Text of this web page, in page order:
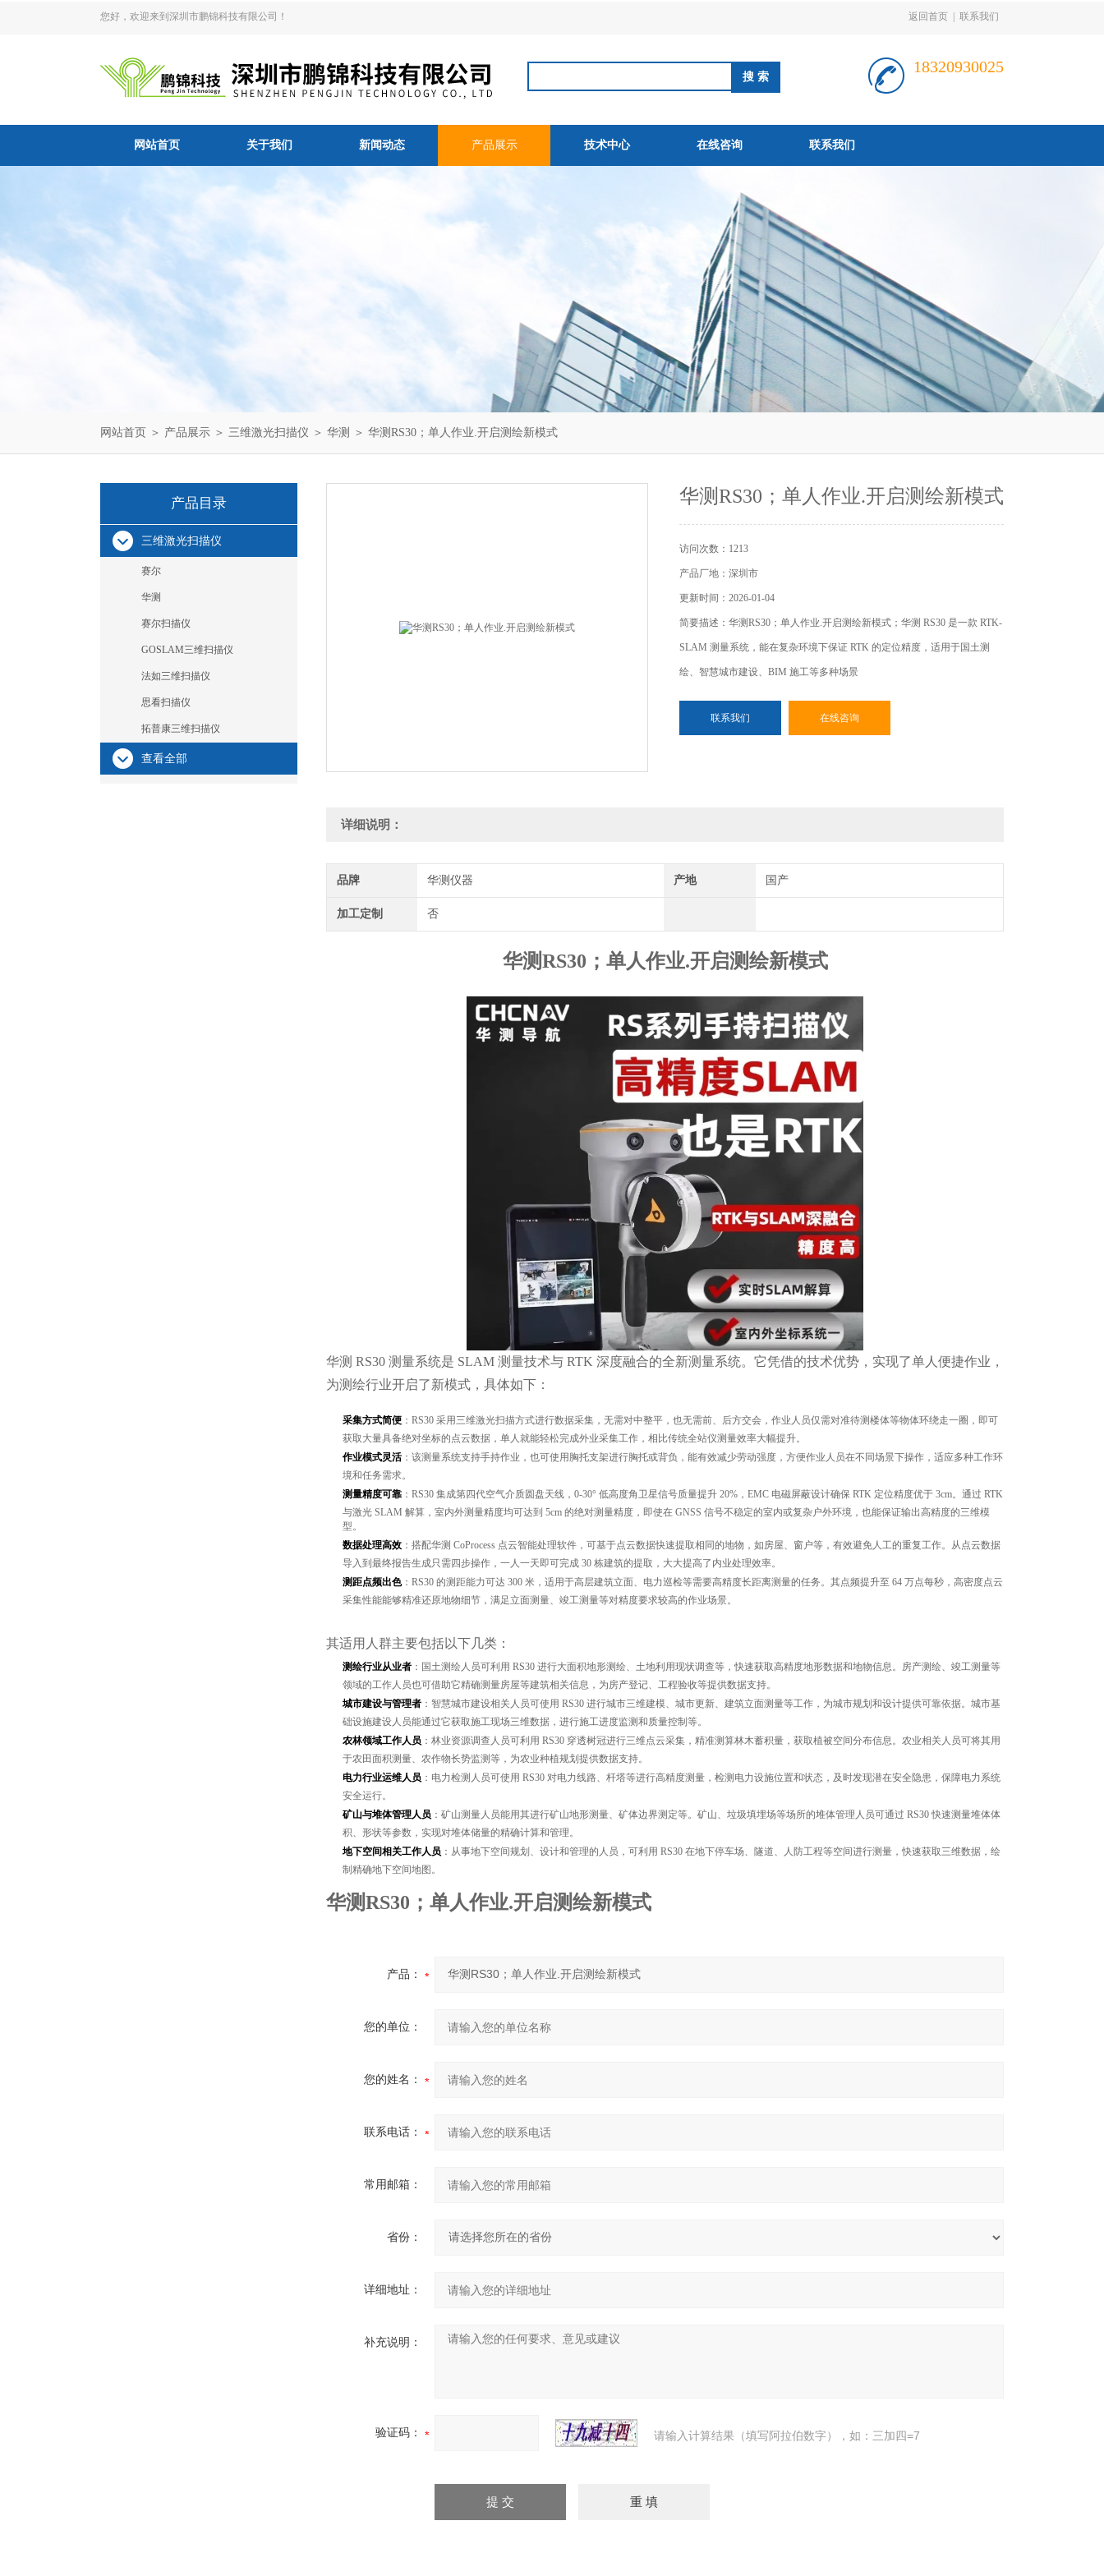
您好，欢迎来到深圳市鹏锦科技有限公司！ 返回首页 联系我们
18320930025
网站首页 关于我们 新闻动态 产品展示 技术中心 在线咨询 联系我们
网站首页 ＞ 产品展示 ＞ 三维激光扫描仪 ＞ 华测 ＞ 华测RS30；单人作业.开启测绘新模式
产品目录
三维激光扫描仪
赛尔
华测
赛尔扫描仪
GOSLAM三维扫描仪
法如三维扫描仪
思看扫描仪
拓普康三维扫描仪
查看全部
华测RS30；单人作业.开启测绘新模式
访问次数：1213
产品厂地：深圳市
更新时间：2026-01-04
简要描述：华测RS30；单人作业.开启测绘新模式；华测 RS30 是一款 RTK-
SLAM 测量系统，能在复杂环境下保证 RTK 的定位精度，适用于国土测
绘、智慧城市建设、BIM 施工等多种场景
联系我们 在线咨询
详细说明：
品牌 华测仪器 产地 国产
加工定制 否
华测RS30；单人作业.开启测绘新模式
华测 RS30 测量系统是 SLAM 测量技术与 RTK 深度融合的全新测量系统。它凭借的技术优势，实现了单人便捷作业，
为测绘行业开启了新模式，具体如下：
采集方式简便 ：RS30 采用三维激光扫描方式进行数据采集，无需对中整平，也无需前、后方交会，作业人员仅需对准待测楼体等物体环绕走一圈，即可
获取大量具备绝对坐标的点云数据，单人就能轻松完成外业采集工作，相比传统全站仪测量效率大幅提升。
作业模式灵活 ：该测量系统支持手持作业，也可使用胸托支架进行胸托或背负，能有效减少劳动强度，方便作业人员在不同场景下操作，适应多种工作环
境和任务需求。
测量精度可靠 ：RS30 集成第四代空气介质圆盘天线，0-30° 低高度角卫星信号质量提升 20%，EMC 电磁屏蔽设计确保 RTK 定位精度优于 3cm。通过 RTK
与激光 SLAM 解算，室内外测量精度均可达到 5cm 的绝对测量精度，即使在 GNSS 信号不稳定的室内或复杂户外环境，也能保证输出高精度的三维模
型。
数据处理高效 ：搭配华测 CoProcess 点云智能处理软件，可基于点云数据快速提取相同的地物，如房屋、窗户等，有效避免人工的重复工作。从点云数据
导入到最终报告生成只需四步操作，一人一天即可完成 30 栋建筑的提取，大大提高了内业处理效率。
测距点频出色：RS30 的测距能力可达 300 米，适用于高层建筑立面、电力巡检等需要高精度长距离测量的任务。其点频提升至 64 万点每秒，高密度点云
采集性能能够精准还原地物细节，满足立面测量、竣工测量等对精度要求较高的作业场景。
其适用人群主要包括以下几类：
测绘行业从业者 ：国土测绘人员可利用 RS30 进行大面积地形测绘、土地利用现状调查等，快速获取高精度地形数据和地物信息。房产测绘、竣工测量等
领域的工作人员也可借助它精确测量房屋等建筑相关信息，为房产登记、工程验收等提供数据支持。
城市建设与管理者 ：智慧城市建设相关人员可使用 RS30 进行城市三维建模、城市更新、建筑立面测量等工作，为城市规划和设计提供可靠依据。城市基
础设施建设人员能通过它获取施工现场三维数据，进行施工进度监测和质量控制等。
农林领域工作人员 ：林业资源调查人员可利用 RS30 穿透树冠进行三维点云采集，精准测算林木蓄积量，获取植被空间分布信息。农业相关人员可将其用
于农田面积测量、农作物长势监测等，为农业种植规划提供数据支持。
电力行业运维人员 ：电力检测人员可使用 RS30 对电力线路、杆塔等进行高精度测量，检测电力设施位置和状态，及时发现潜在安全隐患，保障电力系统
安全运行。
矿山与堆体管理人员 ：矿山测量人员能用其进行矿山地形测量、矿体边界测定等。矿山、垃圾填埋场等场所的堆体管理人员可通过 RS30 快速测量堆体体
积、形状等参数，实现对堆体储量的精确计算和管理。
地下空间相关工作人员 ：从事地下空间规划、设计和管理的人员，可利用 RS30 在地下停车场、隧道、人防工程等空间进行测量，快速获取三维数据，绘
制精确地下空间地图。
华测RS30；单人作业.开启测绘新模式
产品：
您的单位：
您的姓名：
联系电话：
常用邮箱：
省份：
详细地址：
补充说明：
验证码： 请输入计算结果（填写阿拉伯数字），如：三加四=7